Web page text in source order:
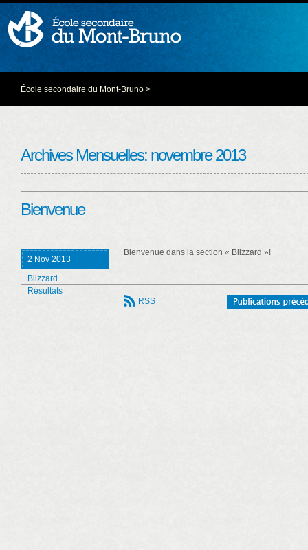
École secondaire du Mont-Bruno >
Archives Mensuelles: novembre 2013
Bienvenue
2 Nov 2013
Blizzard
Résultats
Bienvenue dans la section « Blizzard »!
RSS